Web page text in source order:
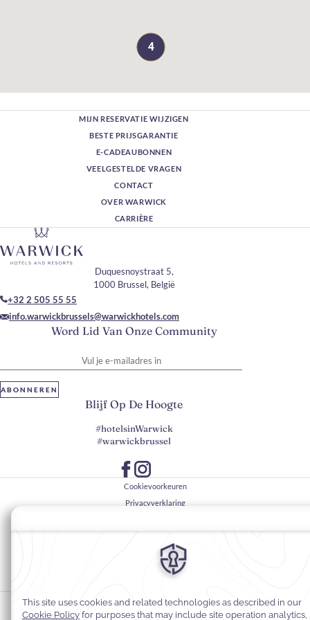
4
MIJN RESERVATIE WIJZIGEN
BESTE PRIJSGARANTIE
E-CADEAUBONNEN
VEELGESTELDE VRAGEN
CONTACT
OVER WARWICK
CARRIÈRE
Word Lid Van Onze Community
ABONNEREN
Duquesnoystraat 5,
1000 Brussel, België
+32 2 505 55 55
info.warwickbrussels@warwickhotels.com
Blijf Op De Hoogte
#hotelsinWarwick
#warwickbrussel
Cookievoorkeuren
Privacyverklaring
Juridische informatie
Algemene voorwaarden
© 2026Warwick Hotels & Resorts, Alle rechten voorbehouden